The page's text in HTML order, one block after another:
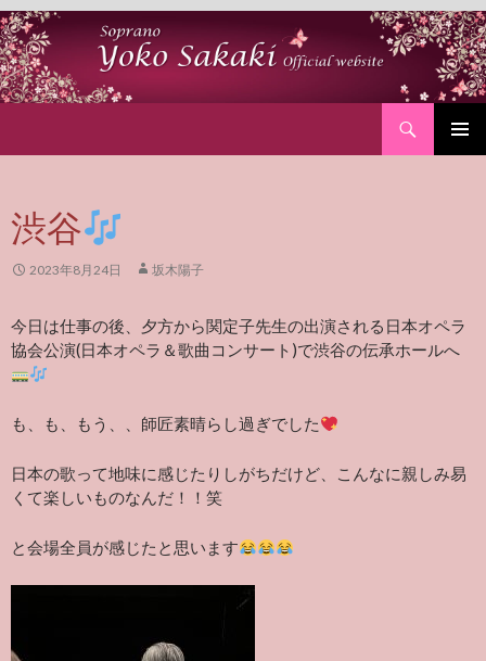
渋谷
2023年8月24日 坂木陽子
今日は仕事の後、夕方から関定子先生の出演される日本オペラ
協会公演(日本オペラ＆歌曲コンサート)で渋谷の伝承ホールへ
も、も、もう、、師匠素晴らし過ぎでした
日本の歌って地味に感じたりしがちだけど、こんなに親しみ易
くて楽しいものなんだ！！笑
と会場全員が感じたと思います